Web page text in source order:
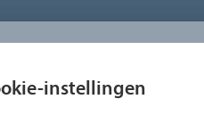
OVER ONS PRODUCTEN
instellingen